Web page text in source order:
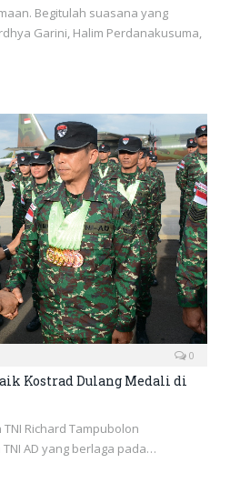
Begitulah suasana yang
Garini, Halim Perdanakusuma,
0
Kostrad Dulang Medali di
Richard Tampubolon
AD yang berlaga pada…